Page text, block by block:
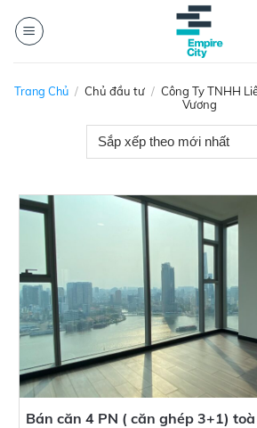
Trang Chủ / Chủ đầu tư / Công Ty TNHH
Vương
Bán căn 4 PN ( căn ghép 3+1)